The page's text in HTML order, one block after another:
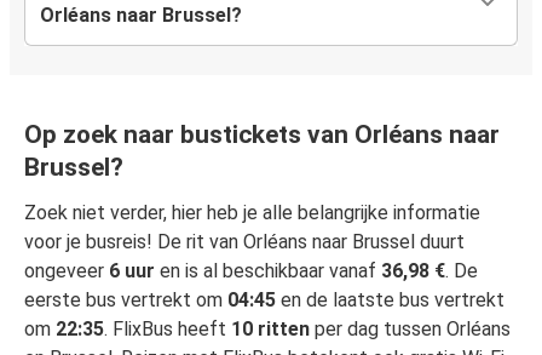
Orléans naar Brussel?
Op zoek naar bustickets van Orléans naar
Brussel?
Zoek niet verder, hier heb je alle belangrijke informatie
voor je busreis! De rit van Orléans naar Brussel duurt
ongeveer 6 uur en is al beschikbaar vanaf 36,98 €. De
eerste bus vertrekt om 04:45 en de laatste bus vertrekt
om 22:35. FlixBus heeft 10 ritten per dag tussen Orléans